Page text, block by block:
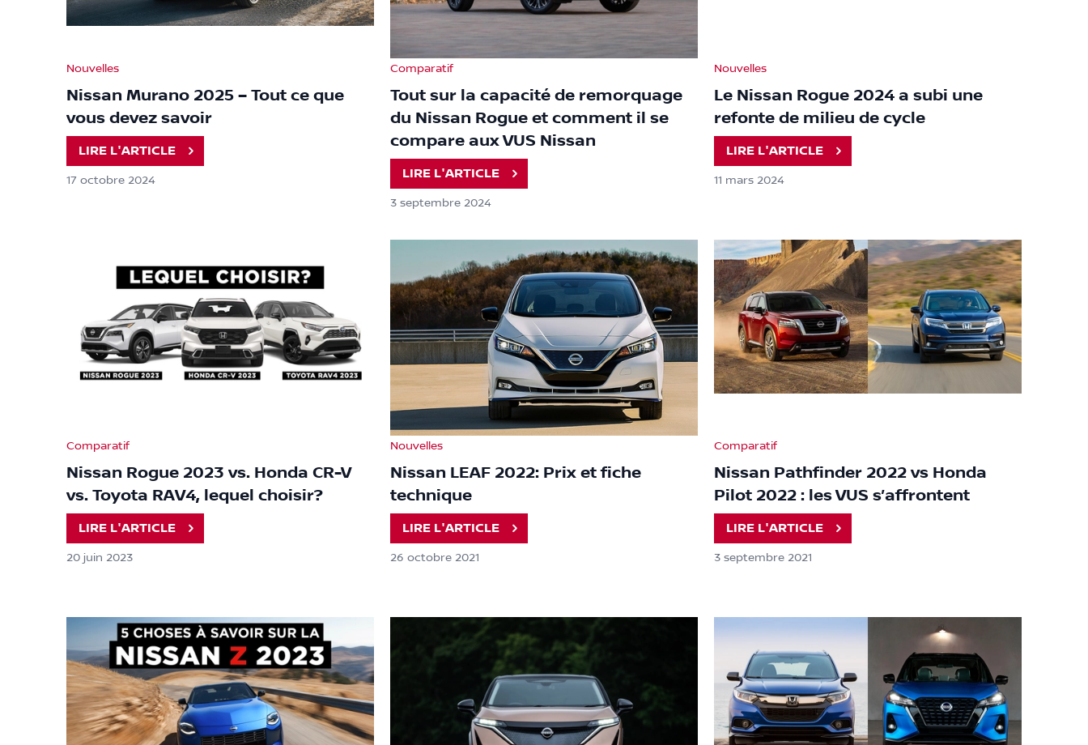
Nouvelles
Nissan Murano 2025 – Tout ce que
vous devez savoir
LIRE L'ARTICLE
17 octobre 2024
Comparatif
Tout sur la capacité de remorquage
du Nissan Rogue et comment il se
compare aux VUS Nissan
LIRE L'ARTICLE
3 septembre 2024
Nouvelles
Le Nissan Rogue 2024 a subi une
refonte de milieu de cycle
LIRE L'ARTICLE
11 mars 2024
Comparatif
Nissan Rogue 2023 vs. Honda CR-V
vs. Toyota RAV4, lequel choisir?
LIRE L'ARTICLE
20 juin 2023
Nouvelles
Nissan LEAF 2022: Prix et fiche
technique
LIRE L'ARTICLE
26 octobre 2021
Comparatif
Nissan Pathfinder 2022 vs Honda
Pilot 2022 : les VUS s’affrontent
LIRE L'ARTICLE
3 septembre 2021